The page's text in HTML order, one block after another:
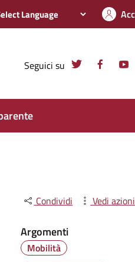
Seguici su
Condividi Vedi azioni
Argomenti
Mobilità